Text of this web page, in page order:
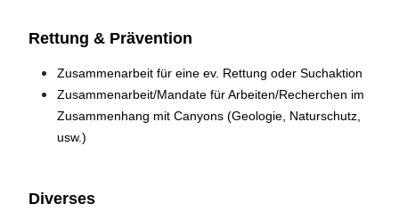
Rettung & Prävention
Zusammenarbeit für eine ev. Rettung oder Suchaktion
Zusammenarbeit/Mandate für Arbeiten/Recherchen im
Zusammenhang mit Canyons (Geologie, Naturschutz,
usw.)
Diverses